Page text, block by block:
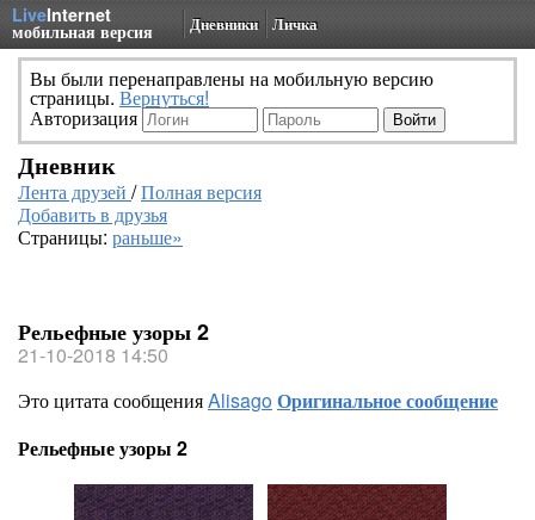
LiveInternet
мобильная версия Дневники Личка
Вы были перенаправлены на мобильную версию
страницы. Вернуться!
Авторизация
Дневник
Лента друзей /Полная версия
Добавить в друзья
Страницы: раньше»
Рельефные узоры 2
21-10-2018 14:50
Это цитата сообщенияAlisagoОригинальное сообщение
Рельефные узоры 2